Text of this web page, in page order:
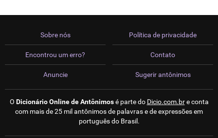
Sobre nós
Encontrou um erro?
Anuncie
Política de privacidade
Contato
Sugerir antônimos
O Dicionário Online de Antônimosé parte do Dicio.com.bre conta
com mais de 25 mil antônimos de palavras e de expressões em
português do Brasil.